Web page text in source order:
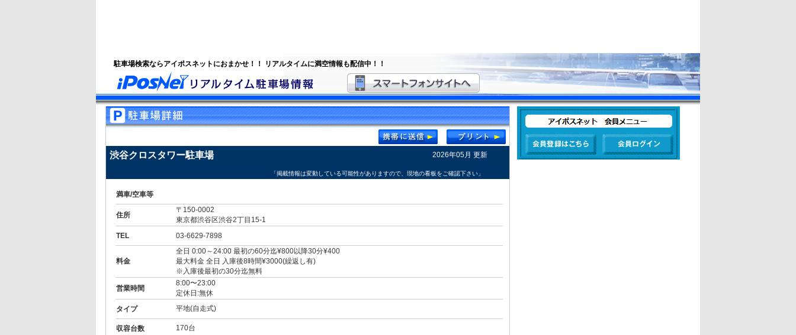
駐車場検索ならアイポスネットにおまかせ！！ リアルタイムに満空情報も配信中！！
渋谷クロスタワー駐車場 2026年05月 更新
「掲載情報は変動している可能性がありますので、現地の看板をご確認下さい」
満車/空車等
住所
〒150-0002
東京都渋谷区渋谷2丁目15-1
TEL
03-6629-7898
料金
全日 0:00～24:00 最初の60分迄¥800以降30分¥400
最大料金 全日 入庫後8時間¥3000(繰返し有)
※入庫後最初の30分迄無料
営業時間
8:00〜23:00
定休日:無休
タイプ
平地(自走式)
収容台数 170台